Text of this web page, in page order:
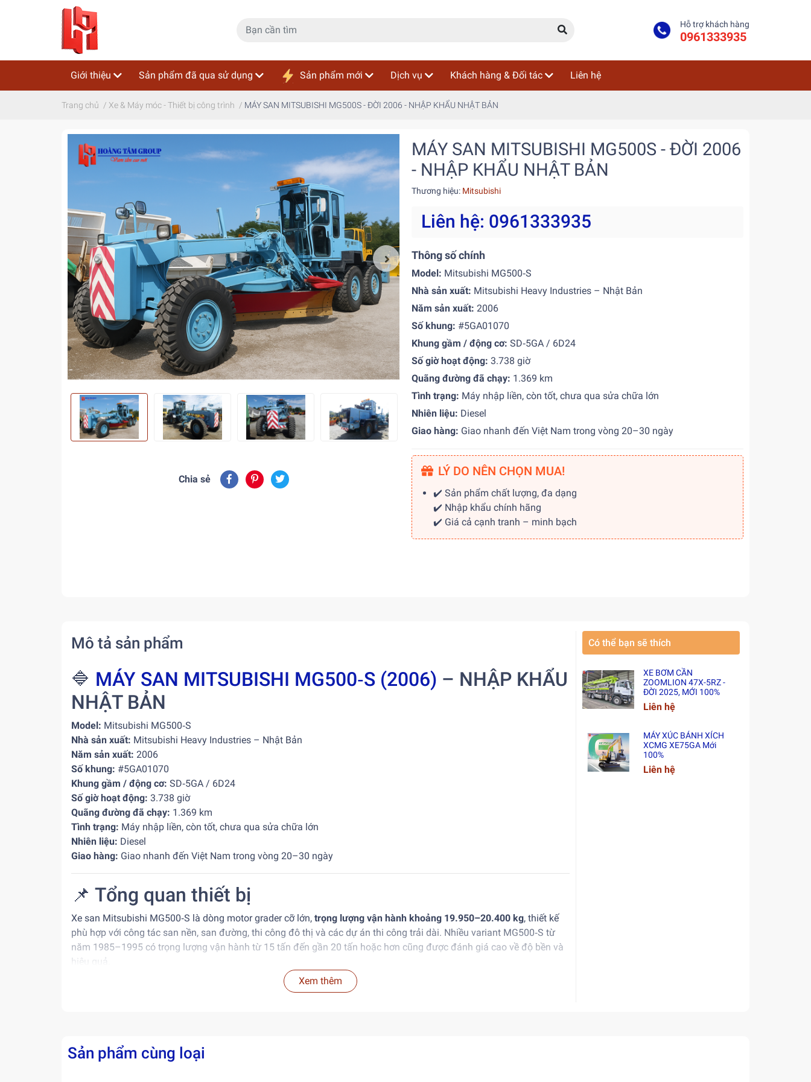
Hỗ trợ khách hàng
0961333935
Giới thiệu Sản phẩm đã qua sử dụng Sản phẩm mới Dịch vụ Khách hàng & Đối tác Liên hệ
Trang chủ / Xe & Máy móc - Thiết bị công trình / MÁY SAN MITSUBISHI MG500S - ĐỜI 2006 - NHẬP KHẨU NHẬT BẢN
Chia sẻ
MÁY SAN MITSUBISHI MG500S - ĐỜI 2006
- NHẬP KHẨU NHẬT BẢN
Thương hiệu: Mitsubishi
Liên hệ: 0961333935
Thông số chính
Model: Mitsubishi MG500‑S
Nhà sản xuất: Mitsubishi Heavy Industries – Nhật Bản
Năm sản xuất: 2006
Số khung: #5GA01070
Khung gầm / động cơ: SD‑5GA / 6D24
Số giờ hoạt động: 3.738 giờ
Quãng đường đã chạy: 1.369 km
Tình trạng: Máy nhập liền, còn tốt, chưa qua sửa chữa lớn
Nhiên liệu: Diesel
Giao hàng: Giao nhanh đến Việt Nam trong vòng 20–30 ngày
LÝ DO NÊN CHỌN MUA!
✔️ Sản phẩm chất lượng, đa dạng
✔️ Nhập khẩu chính hãng
✔️ Giá cả cạnh tranh – minh bạch
Mô tả sản phẩm
🔷 MÁY SAN MITSUBISHI MG500‑S (2006) – NHẬP KHẨU
NHẬT BẢN
Model: Mitsubishi MG500‑S
Nhà sản xuất: Mitsubishi Heavy Industries – Nhật Bản
Năm sản xuất: 2006
Số khung: #5GA01070
Khung gầm / động cơ: SD‑5GA / 6D24
Số giờ hoạt động: 3.738 giờ
Quãng đường đã chạy: 1.369 km
Tình trạng: Máy nhập liền, còn tốt, chưa qua sửa chữa lớn
Nhiên liệu: Diesel
Giao hàng: Giao nhanh đến Việt Nam trong vòng 20–30 ngày
📌 Tổng quan thiết bị
Xe san Mitsubishi MG500‑S là dòng motor grader cỡ lớn, trọng lượng vận hành khoảng 19.950–20.400 kg, thiết kế
phù hợp với công tác san nền, san đường, thi công đô thị và các dự án thi công trải dài. Nhiều variant MG500‑S từ
năm 1985–1995 có trọng lượng vận hành từ 15 tấn đến gần 20 tấn hoặc hơn cũng được đánh giá cao về độ bền và
hiệu quả.
⚙️ Thông số kỹ thuật chi tiết
Kích thước D × R × C
~8.980 × 2.400–2.480 × 3.390–3.520 mm (lên đến ~352 cm theo dữ liệu bạn cung
Xem thêm
Có thể bạn sẽ thích
XE BƠM CẦN
ZOOMLION 47X-5RZ -
ĐỜI 2025, MỚI 100%
Liên hệ
MÁY XÚC BÁNH XÍCH
XCMG XE75GA Mới
100%
Liên hệ
Sản phẩm cùng loại